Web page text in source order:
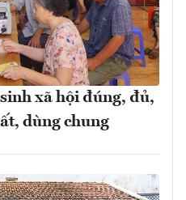
xã hội đúng, đủ,
dùng chung